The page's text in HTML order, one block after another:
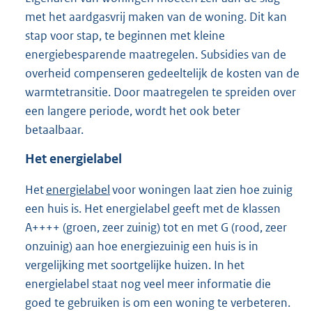
met het aardgasvrij maken van de woning. Dit kan
stap voor stap, te beginnen met kleine
energiebesparende maatregelen. Subsidies van de
overheid compenseren gedeeltelijk de kosten van de
warmtetransitie. Door maatregelen te spreiden over
een langere periode, wordt het ook beter
betaalbaar.
Het energielabel
Hetenergielabelvoor woningen laat zien hoe zuinig
een huis is. Het energielabel geeft met de klassen
A++++ (groen, zeer zuinig) tot en met G (rood, zeer
onzuinig) aan hoe energiezuinig een huis is in
vergelijking met soortgelijke huizen. In het
energielabel staat nog veel meer informatie die
goed te gebruiken is om een woning te verbeteren.